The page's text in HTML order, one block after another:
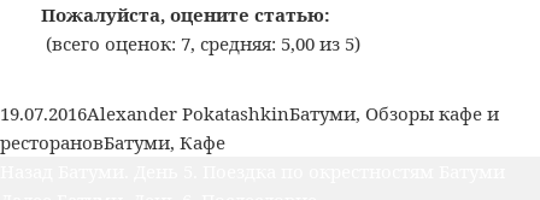
Пожалуйста, оцените статью:
(всего оценок: 7, средняя: 5,00 из 5)
Опубликовано
19.07.2016Автор
Alexander PokatashkinРубрики
Батуми, Обзоры кафе и
ресторановМетки
Батуми, Кафе